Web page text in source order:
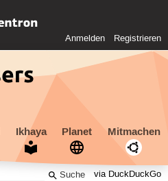
Anmelden Registrieren
Ikhaya Planet Mitmachen
via DuckDuckGo